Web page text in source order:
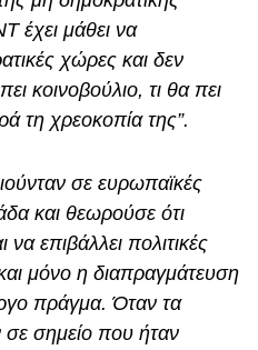
έχει μάθει να
χώρες και δεν
κοινοβούλιο, τι θα πει
τη χρεοκοπία της”.
σε ευρωπαϊκές
και θεωρούσε ότι
επιβάλλει πολιτικές
μόνο η διαπραγμάτευση
πράγμα. Όταν τα
σε σημείο που ήταν